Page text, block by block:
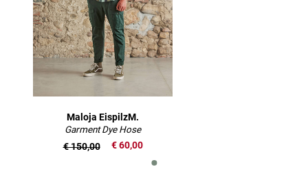
Maloja EispilzM.
Garment Dye Hose
€ 60,00
€ 150,00